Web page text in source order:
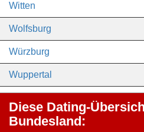
Witten
Wolfsburg
Würzburg
Wuppertal
Diese Dating-
Bundesland: